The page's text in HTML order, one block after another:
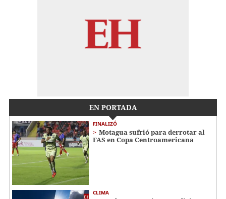
EN PORTADA
FINALIZÓ
Motagua sufrió para derrotar al
FAS en Copa Centroamericana
CLIMA